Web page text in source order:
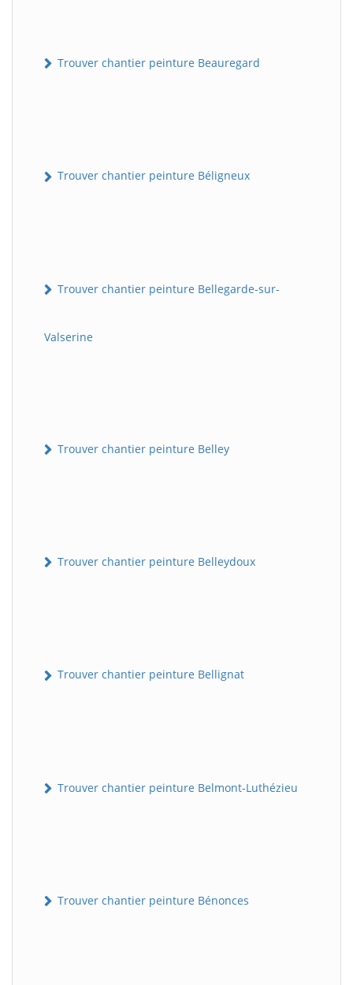
Trouver chantier peinture Beauregard
Trouver chantier peinture Béligneux
Trouver chantier peinture Bellegarde-sur-
Valserine
Trouver chantier peinture Belley
Trouver chantier peinture Belleydoux
Trouver chantier peinture Bellignat
Trouver chantier peinture Belmont-Luthézieu
Trouver chantier peinture Bénonces